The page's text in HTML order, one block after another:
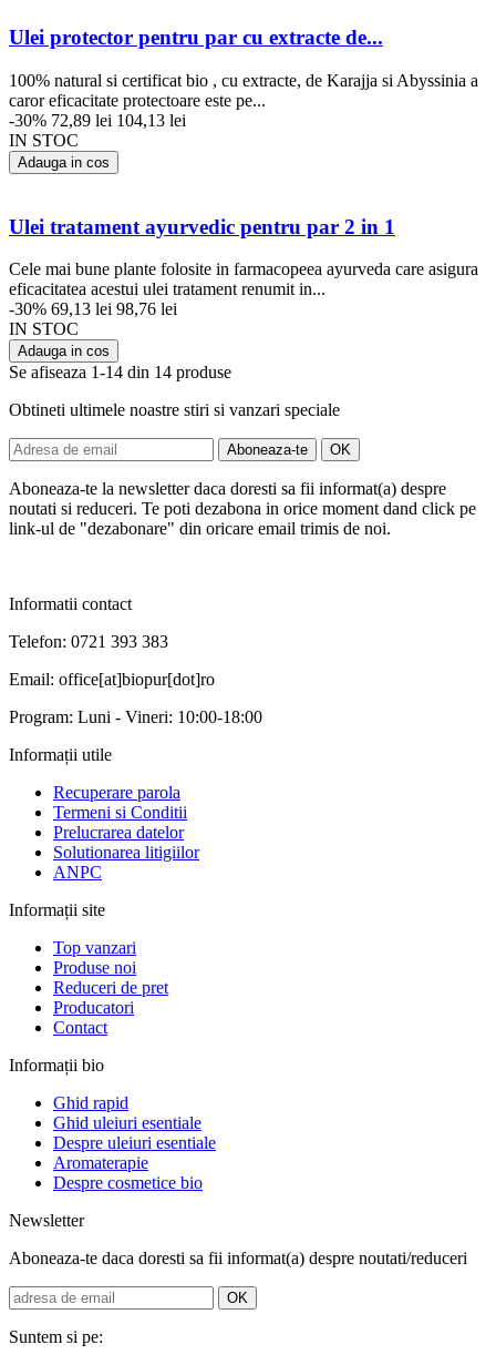
Ulei protector pentru par cu extracte de...
100% natural si certificat bio , cu extracte, de Karajja si Abyssinia a
caror eficacitate protectoare este pe...
-30% 72,89 lei 104,13 lei
IN STOC
Adauga in cos
Ulei tratament ayurvedic pentru par 2 in 1
Cele mai bune plante folosite in farmacopeea ayurveda care asigura
eficacitatea acestui ulei tratament renumit in...
-30% 69,13 lei 98,76 lei
IN STOC
Adauga in cos
Se afiseaza 1-14 din 14 produse
Obtineti ultimele noastre stiri si vanzari speciale
Aboneaza-te la newsletter daca doresti sa fii informat(a) despre
noutati si reduceri. Te poti dezabona in orice moment dand click pe
link-ul de "dezabonare" din oricare email trimis de noi.
Informatii contact
Telefon: 0721 393 383
Email: office[at]biopur[dot]ro
Program: Luni - Vineri: 10:00-18:00
Informații utile
Recuperare parola
Termeni si Conditii
Prelucrarea datelor
Solutionarea litigiilor
ANPC
Informații site
Top vanzari
Produse noi
Reduceri de pret
Producatori
Contact
Informații bio
Ghid rapid
Ghid uleiuri esentiale
Despre uleiuri esentiale
Aromaterapie
Despre cosmetice bio
Newsletter
Aboneaza-te daca doresti sa fii informat(a) despre noutati/reduceri
Suntem si pe: